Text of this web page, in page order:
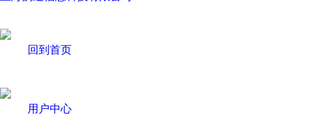
回到首页
用户中心